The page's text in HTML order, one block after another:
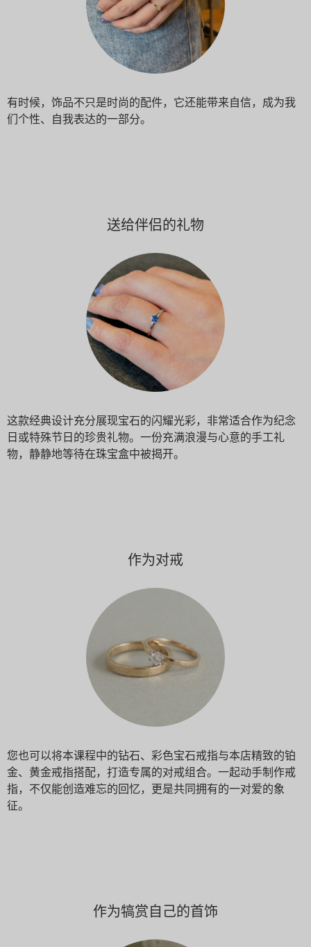
有时候，饰品不只是时尚的配件，它还能带来自信，成为我
们个性、自我表达的一部分。
送给伴侣的礼物
这款经典设计充分展现宝石的闪耀光彩，非常适合作为纪念
日或特殊节日的珍贵礼物。一份充满浪漫与心意的手工礼
物，静静地等待在珠宝盒中被揭开。
作为对戒
您也可以将本课程中的钻石、彩色宝石戒指与本店精致的铂
金、黄金戒指搭配，打造专属的对戒组合。一起动手制作戒
指，不仅能创造难忘的回忆，更是共同拥有的一对爱的象
征。
作为犒赏自己的首饰